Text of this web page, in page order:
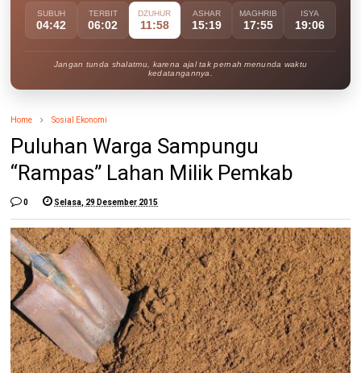
SUBUH
04:42
TERBIT
06:02
DZUHUR
11:58
ASHAR
15:19
MAGHRIB
17:55
ISYA
19:06
Jangan tunda shalatmu, karena ajal tak pernah menunda waktu
kedatangannya.
Home Sosial Ekonomi
Puluhan Warga Sampungu
“Rampas” Lahan Milik Pemkab
0 Selasa, 29 Desember 2015